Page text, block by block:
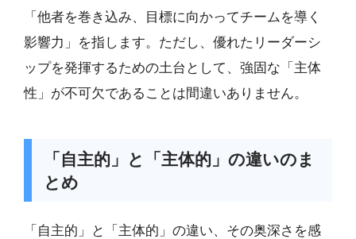
「他者を巻き込み、目標に向かってチームを導く
影響力」を指します。ただし、優れたリーダーシ
ップを発揮するための土台として、強固な「主体
性」が不可欠であることは間違いありません。
「自主的」と「主体的」の違いのま
とめ
「自主的」と「主体的」の違い、その奥深さを感